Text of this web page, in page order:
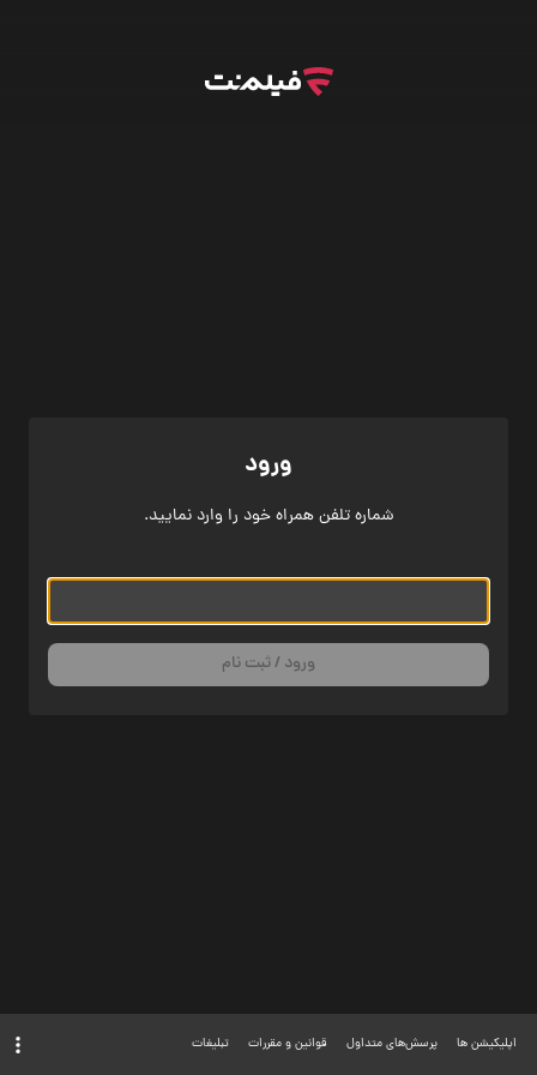
ورود
شماره تلفن همراه خود را وارد نمایید.
ورود / ثبت نام
اپلیکیشن ها پرسش‌های متداول قوانین و مقررات تبلیغات